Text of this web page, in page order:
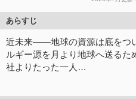
あらすじ
近未来――地球の資源は底をつ
ルギー源を月より地球へ送る
社よりたった一人…